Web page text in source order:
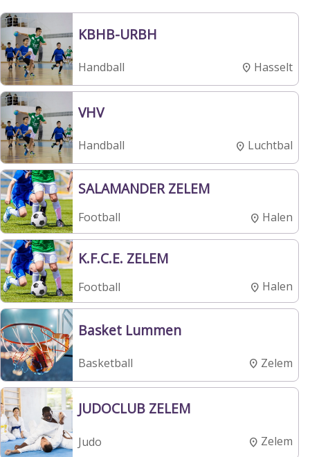
KBHB-URBH
Handball Hasselt
VHV
Handball Luchtbal
SALAMANDER ZELEM
Football Halen
K.F.C.E. ZELEM
Football Halen
Basket Lummen
Basketball Zelem
JUDOCLUB ZELEM
Judo Zelem